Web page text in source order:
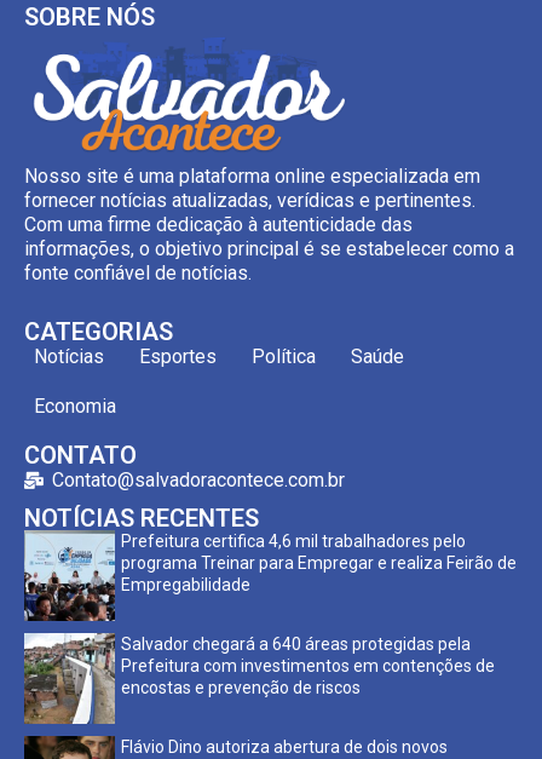
SOBRE NÓS
Nosso site é uma plataforma online especializada em
fornecer notícias atualizadas, verídicas e pertinentes.
Com uma firme dedicação à autenticidade das
informações, o objetivo principal é se estabelecer como a
fonte confiável de notícias.
CATEGORIAS
Notícias Esportes Política Saúde
Economia
CONTATO
Contato@salvadoracontece.com.br
NOTÍCIAS RECENTES
Prefeitura certifica 4,6 mil trabalhadores pelo
programa Treinar para Empregar e realiza Feirão de
Empregabilidade
Salvador chegará a 640 áreas protegidas pela
Prefeitura com investimentos em contenções de
encostas e prevenção de riscos
Flávio Dino autoriza abertura de dois novos